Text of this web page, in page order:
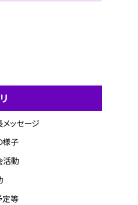
ッセージ
様子
活動
定等